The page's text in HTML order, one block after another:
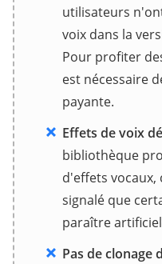
utilisateurs
voix dans la
Pour profiter
est nécessaire
payante.
Effets de voix
bibliothèque
d'effets
signalé que
paraître
Pas de clonage